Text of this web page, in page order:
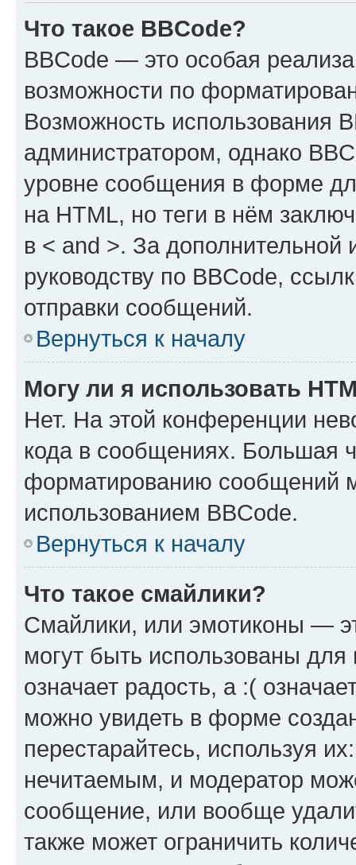
Что такое BBCode?
BBCode — это особая
возможности по
Возможность использования
администратором, однако
уровне сообщения в форме
на HTML, но теги в нём
в < and >. За
руководству по BBCode,
отправки сообщений.
Вернуться к началу
Могу ли я использовать
Нет. На этой конференции
кода в сообщениях. Большая
форматированию сообщений
использованием BBCode.
Вернуться к началу
Что такое смайлики?
Смайлики, или эмотиконы —
могут быть использованы
означает радость, а :(
можно увидеть в форме
перестарайтесь, используя
нечитаемым, и модератор
сообщение, или вообще
также может ограничить